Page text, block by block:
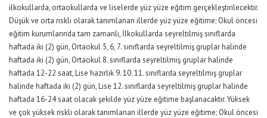
ilkokullarda, ortaokullarda ve liselerde yüz yüze eğitim gerçekleştirilecektir.
Düşük ve orta riskli olarak tanımlanan illerde yüz yüze eğitime; Okul öncesi
eğitim kurumlarında tam zamanlı, İlkokullarda seyreltilmiş sınıflarda
haftada iki (2) gün, Ortaokul 5, 6, 7. sınıflarda seyreltilmiş gruplar halinde
haftada iki (2) gün, Ortaokul 8. sınıflarda seyreltilmiş gruplar halinde
haftada 12-22 saat, Lise hazırlık 9. 10. 11. sınıflarda seyreltilmiş gruplar
halinde haftada iki (2) gün, Lise 12. sınıflarda seyreltilmiş gruplar halinde
haftada 16-24 saat olacak şekilde yüz yüze eğitime başlanacaktır. Yüksek
ve çok yüksek riskli olarak tanımlanan illerde yüz yüze eğitime; Okul öncesi